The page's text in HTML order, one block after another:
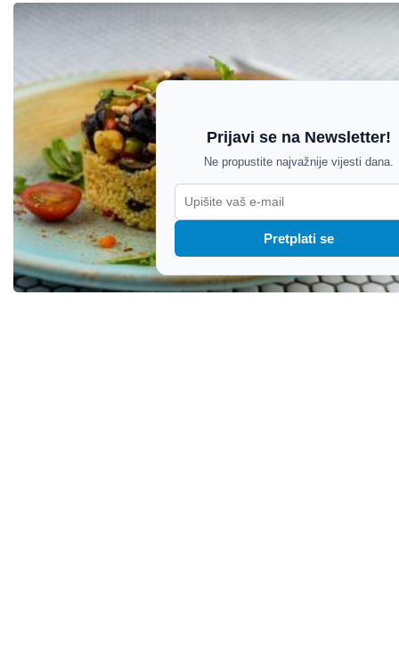
Prijavi se na Newsletter!
Ne propustite najvažnije vijesti dana.
Pretplati se